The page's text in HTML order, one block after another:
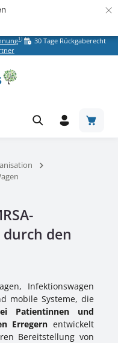
×
1)
30 Tage Rückgaberecht
den
Infektionswagen
mobile Systeme, die
Patientinnen und
Erregern entwickelt
Bereitstellung von